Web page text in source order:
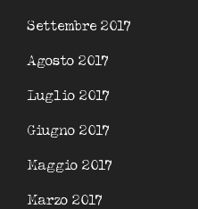
Settembre 2017
Agosto 2017
Luglio 2017
Giugno 2017
Maggio 2017
Marzo 2017